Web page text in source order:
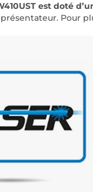
est doté
Pour